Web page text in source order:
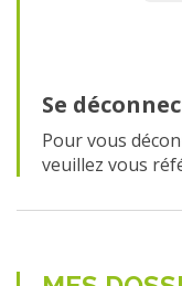
Se
Pour vous
veuillez vous